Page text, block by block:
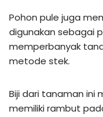
Pohon pule juga
digunakan sebagai
memperbanyak
metode stek.
Biji dari tanaman ini
memiliki rambut